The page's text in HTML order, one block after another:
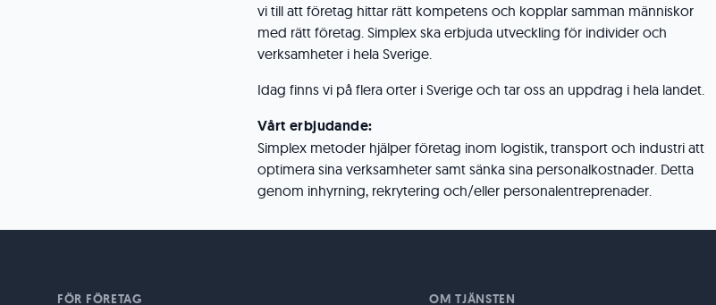
vi till att företag hittar rätt kompetens och kopplar samman människor
med rätt företag. Simplex ska erbjuda utveckling för individer och
verksamheter i hela Sverige.
Idag finns vi på flera orter i Sverige och tar oss an uppdrag i hela landet.
Vårt erbjudande:
Simplex metoder hjälper företag inom logistik, transport och industri att
optimera sina verksamheter samt sänka sina personalkostnader. Detta
genom inhyrning, rekrytering och/eller personalentreprenader.
FÖR FÖRETAG OM TJÄNSTEN